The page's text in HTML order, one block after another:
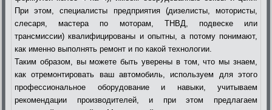
При этом, специалисты предприятия (дизелисты, мотористы,
слесаря, мастера по моторам, ТНВД, подвеске или
трансмиссии) квалифицированы и опытны, а потому понимают,
как именно выполнять ремонт и по какой технологии.
Таким образом, вы можете быть уверены в том, что мы знаем,
как отремонтировать ваш автомобиль, используем для этого
профессиональное оборудование и навыки, учитываем
рекомендации производителей, и при этом предлагаем